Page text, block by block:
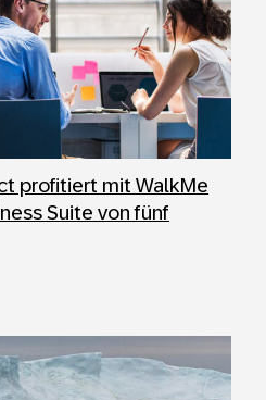
profitiert mit WalkMe
Suite von fünf